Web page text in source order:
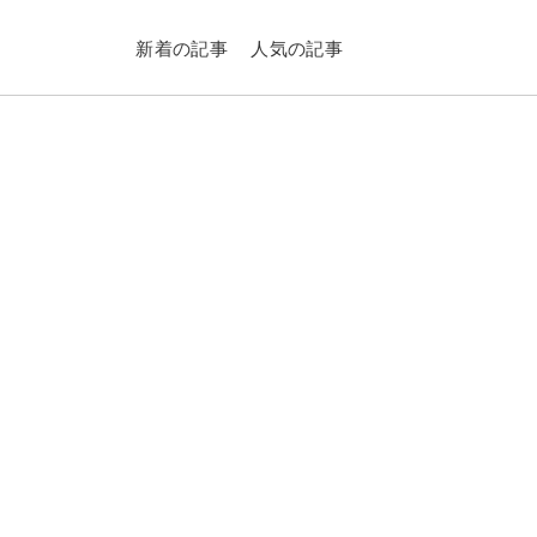
新着の記事 人気の記事